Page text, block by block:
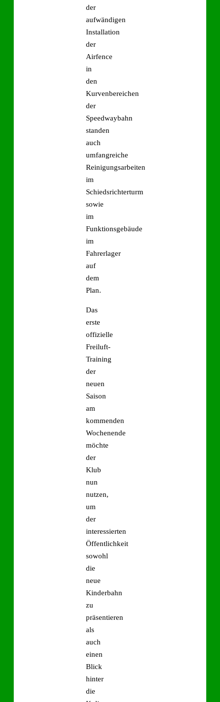
der
aufwändigen
Installation
der
Airfence
in
den
Kurvenbereichen
der
Speedwaybahn
standen
auch
umfangreiche
Reinigungsarbeiten
im
Schiedsrichterturm
sowie
im
Funktionsgebäude
im
Fahrerlager
auf
dem
Plan.
Das
erste
offizielle
Freiluft-
Training
der
neuen
Saison
am
kommenden
Wochenende
möchte
der
Klub
nun
nutzen,
um
der
interessierten
Öffentlichkeit
sowohl
die
neue
Kinderbahn
zu
präsentieren
als
auch
einen
Blick
hinter
die